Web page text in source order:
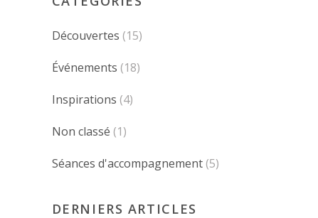
Découvertes (15)
Événements (18)
Inspirations (4)
Non classé (1)
Séances d'accompagnement(5)
DERNIERS ARTICLES